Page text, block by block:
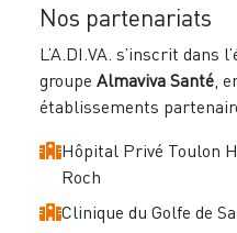
Nos partenariats
L’A.DI.VA. s’inscrit dans
groupe Almaviva Santé ,
établissements
Hôpital Privé Toulon
Roch
Clinique du Golfe de